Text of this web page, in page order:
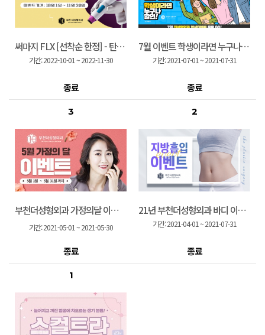
써마지 FLX [선착순 한정] - 탄력은 올리고, 가격은 내리고!!
기간:2022-10-01~2022-11-30
종료
7월 이벤트 학생이라면 누구나 할인!
기간:2021-07-01~2021-07-31
종료
3
부천더성형외과 가정의달 이벤트 ❤️
기간:2021-05-01 ~2021-05-30
종료
2
21년 부천더성형외과 바디 이벤트
기간:2021-04-01 ~2021-07-31
종료
1